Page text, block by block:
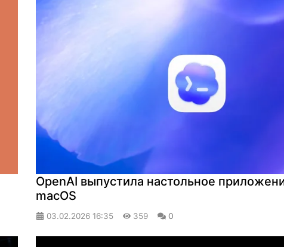
OpenAI выпустила настольное
macOS
03.02.2026 16:35 359 0